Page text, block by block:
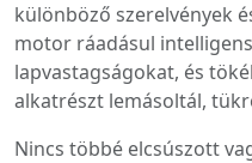
különböző szerelvények
motor ráadásul
lapvastagságokat, és
alkatrészt lemásoltál,
Nincs többé elcsúszott